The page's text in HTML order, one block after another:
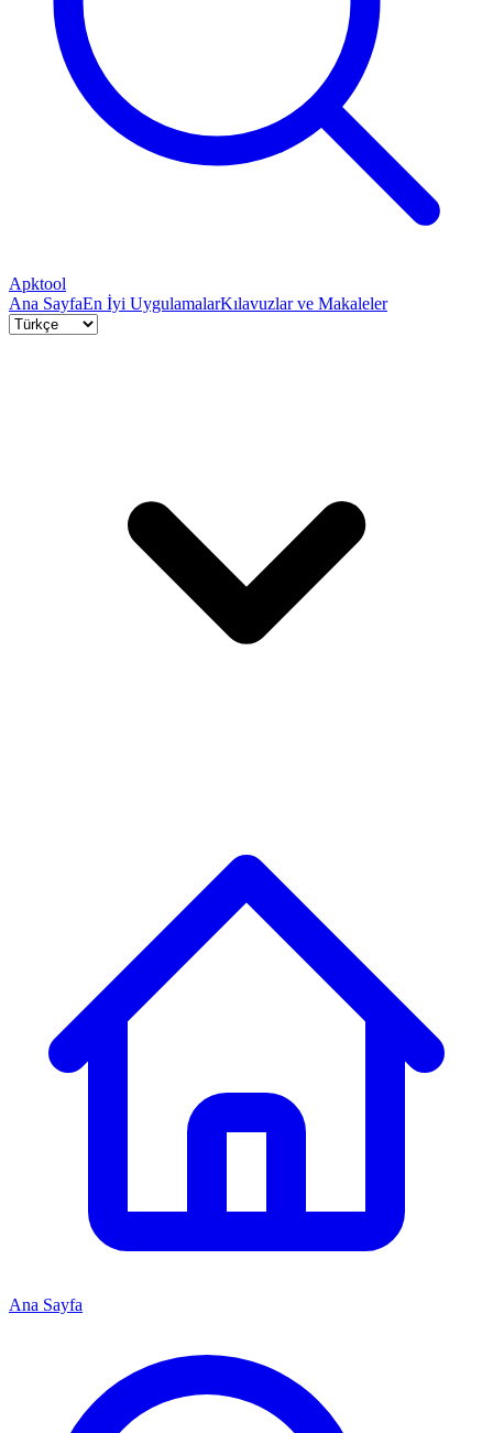
Apktool
Ana SayfaEn İyi UygulamalarKılavuzlar ve Makaleler
Ana Sayfa